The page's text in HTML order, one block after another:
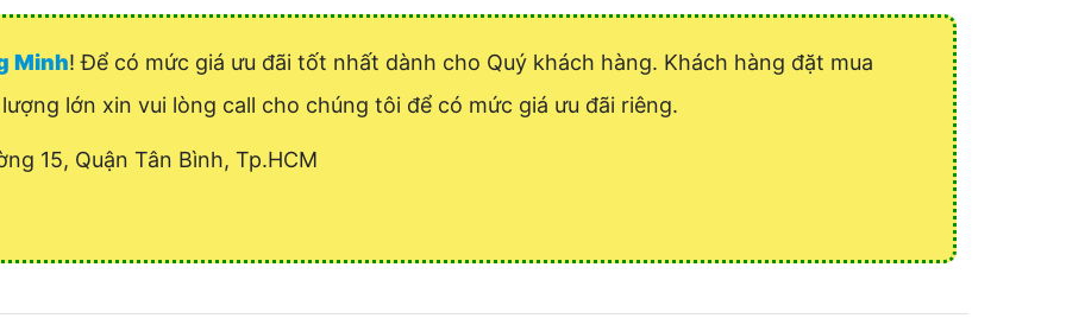
Minh! Để có mức giá ưu đãi tốt nhất dành cho Quý khách hàng. Khách hàng đặt mua
lớn xin vui lòng call cho chúng tôi để có mức giá ưu đãi riêng.
15, Quận Tân Bình, Tp.HCM